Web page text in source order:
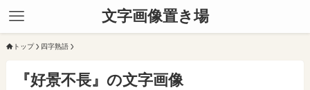
文字画像置き場
トップ 四字熟語
『好景不長』の文字画像